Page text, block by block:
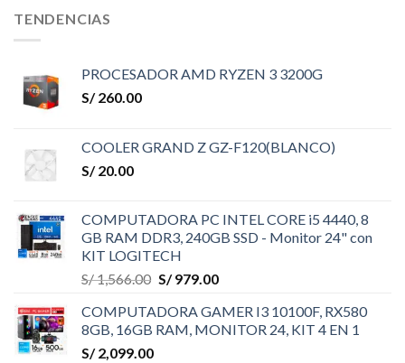
TENDENCIAS
PROCESADOR AMD RYZEN 3 3200G
S/260.00
COOLER GRAND Z GZ-F120(BLANCO)
S/20.00
COMPUTADORA PC INTEL CORE i5 4440, 8
GB RAM DDR3, 240GB SSD - Monitor 24" con
KIT LOGITECH
S/1,566.00 El
original
era:
S/979.00El
actual
es:
COMPUTADORA GAMER I3 10100F, RX580
8GB, 16GB RAM, MONITOR 24, KIT 4 EN 1
S/2,099.00